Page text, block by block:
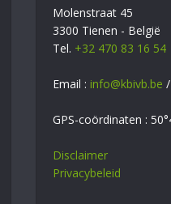
Molenstraat 45
3300 Tienen - België
Tel. +32 470 83 16 54
Email : info@kbivb.be /
GPS-coördinaten :
Disclaimer
Privacybeleid